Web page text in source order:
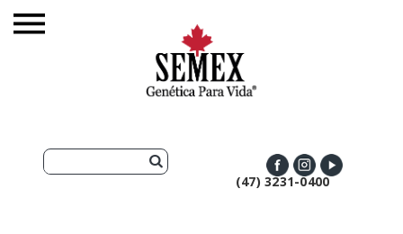
(47) 3231-0400